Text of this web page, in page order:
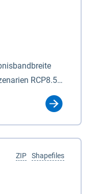
RCP8.5
Winterhalbjahr
und
Shapefiles
ZIP